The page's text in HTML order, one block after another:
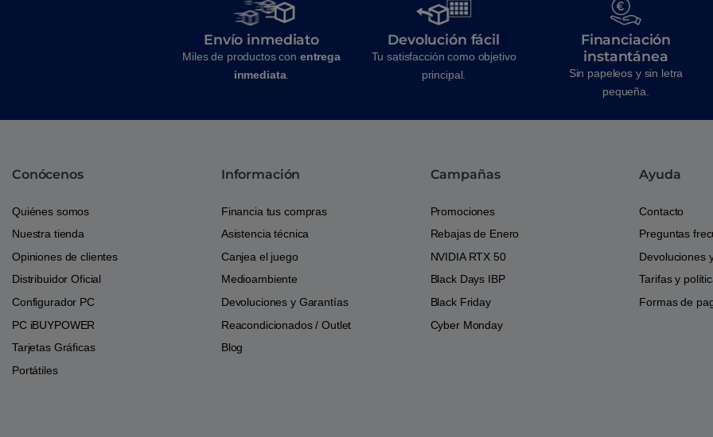
Envío inmediato
Miles de productos con entrega
inmediata.
Devolución fácil
Tu satisfacción como objetivo
principal.
Financiación
instantánea
Sin papeleos y sin letra
pequeña.
Conócenos
Quiénes somos
Nuestra tienda
Opiniones de clientes
Distribuidor Oficial
Configurador PC
PC iBUYPOWER
Tarjetas Gráficas
Portátiles
Información
Financia tus compras
Asistencia técnica
Canjea el juego
Medioambiente
Devoluciones y Garantías
Reacondicionados / Outlet
Blog
Campañas
Promociones
Rebajas de Enero
NVIDIA RTX 50
Black Days IBP
Black Friday
Cyber Monday
Ayuda
Contacto
Preguntas
Devoluciones
Tarifas y
Formas de